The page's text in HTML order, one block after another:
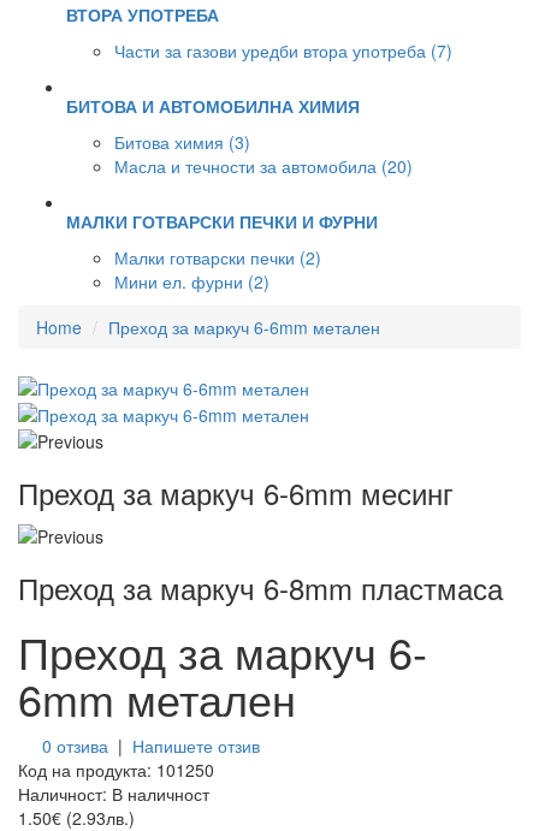
ВТОРА УПОТРЕБА
Части за газови уредби втора употреба (7)
БИТОВА И АВТОМОБИЛНА ХИМИЯ
Битова химия (3)
Масла и течности за автомобила (20)
МАЛКИ ГОТВАРСКИ ПЕЧКИ И ФУРНИ
Малки готварски печки (2)
Мини ел. фурни (2)
Home
Преход за маркуч 6-6mm метален
Преход за маркуч 6-6mm месинг
Преход за маркуч 6-8mm пластмаса
Преход за маркуч 6-
6mm метален
0 отзива | Напишете отзив
Код на продукта: 101250
Наличност: В наличност
1.50€ (2.93лв.)